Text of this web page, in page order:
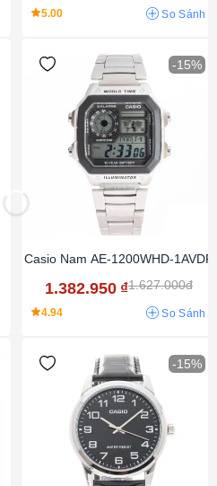
5.00 So Sánh
-15%
Casio Nam AE-1200WHD-1AVDF
1.382.950 ₫1.627.000đ
4.94 So Sánh
-15%